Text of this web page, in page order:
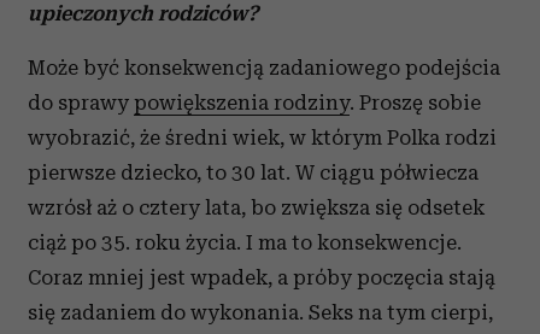
upieczonych rodziców?
Może być konsekwencją zadaniowego podejścia
do sprawy powiększenia rodziny. Proszę sobie
wyobrazić, że średni wiek, w którym Polka rodzi
pierwsze dziecko, to 30 lat. W ciągu półwiecza
wzrósł aż o cztery lata, bo zwiększa się odsetek
ciąż po 35. roku życia. I ma to konsekwencje.
Coraz mniej jest wpadek, a próby poczęcia stają
się zadaniem do wykonania. Seks na tym cierpi,